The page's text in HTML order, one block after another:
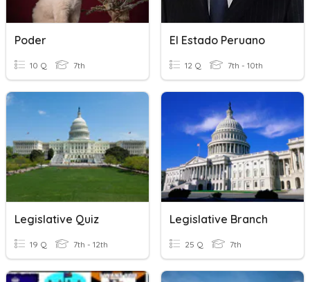
Poder
10 Q 7th
El Estado Peruano
12 Q 7th - 10th
Legislative Quiz
19 Q 7th - 12th
Legislative Branch
25 Q 7th